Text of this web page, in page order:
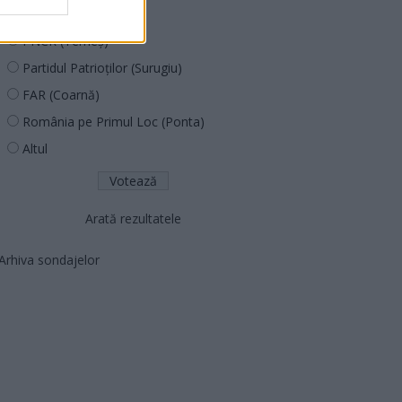
PNȚCD (Pavelescu)
PNCR (Terheș)
Partidul Patrioților (Surugiu)
FAR (Coarnă)
România pe Primul Loc (Ponta)
Altul
Arată rezultatele
sondajelor